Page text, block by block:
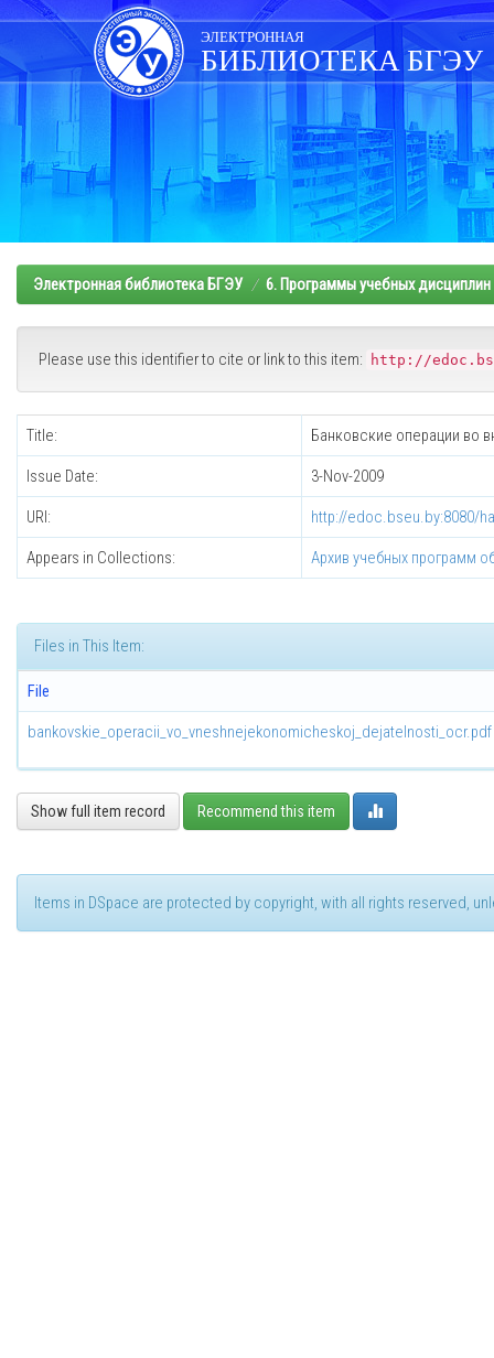
Skip
navigation
ЭЛЕКТРОННАЯ
БИБЛИОТЕКА БГЭУ
Электронная библиотека БГЭУ 6. Программы учебных
Please use this identifier to cite or link to this item: http://
Title: Банковские операции во
Issue Date: 3-Nov-2009
URI: http://edoc.bseu.by:8080/
Appears in Collections: Архив учебных программ
Files in This Item:
File
bankovskie_operacii_vo_vneshnejekonomicheskoj_dejatelnosti_ocr.pdf
Show full item record Recommend this item
Items in DSpace are protected by copyright, with all rights reserved,